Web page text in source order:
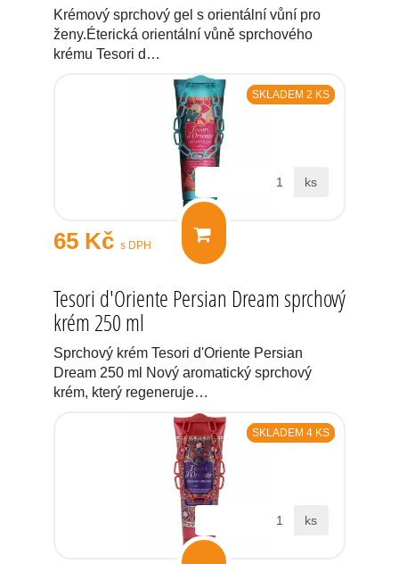
Krémový sprchový gel s orientální vůní pro
ženy.Éterická orientální vůně sprchového
krému Tesori d…
SKLADEM 2 KS
65 Kč s DPH
ks
Tesori d'Oriente Persian Dream sprchový
krém 250 ml
Sprchový krém Tesori d'Oriente Persian
Dream 250 ml Nový aromatický sprchový
krém, který regeneruje…
SKLADEM 4 KS
ks